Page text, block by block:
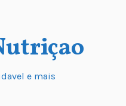
e mais